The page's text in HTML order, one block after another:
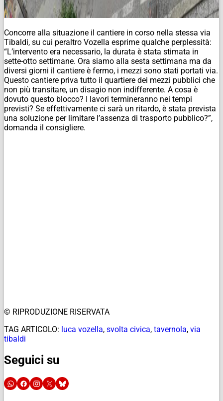
Concorre alla situazione il cantiere in corso nella stessa via
Tibaldi, su cui peraltro Vozella esprime qualche perplessità:
“L’intervento era necessario, la durata è stata stimata in
sette-otto settimane. Ora siamo alla sesta settimana ma da
diversi giorni il cantiere è fermo, i mezzi sono stati portati via.
Questo cantiere priva tutto il quartiere dei mezzi pubblici che
non più transitare, un disagio non indifferente. A cosa è
dovuto questo blocco? I lavori termineranno nei tempi
previsti? Se effettivamente ci sarà un ritardo, è stata prevista
una soluzione per limitare l’assenza di trasporto pubblico?”,
domanda il consigliere.
© RIPRODUZIONE RISERVATA
TAG ARTICOLO: luca vozella, svolta civica, tavernola, via
tibaldi
Seguici su